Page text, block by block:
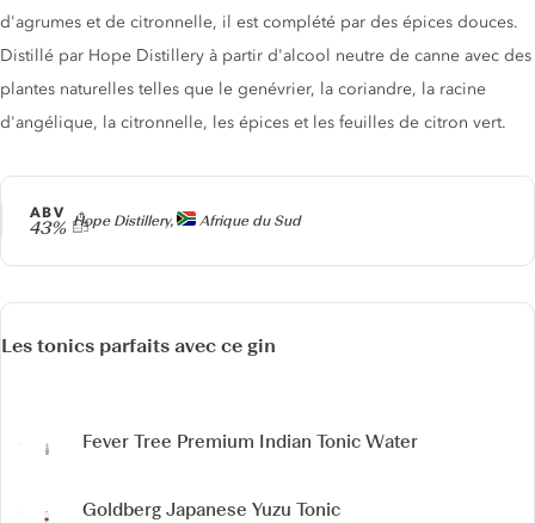
Producteur
Hope Distillery, Afrique du Sud
ABV
43%
d'agrumes et de citronnelle, il est complété par des épices douces.
Distillé par Hope Distillery à partir d'alcool neutre de canne avec des
plantes naturelles telles que le genévrier, la coriandre, la racine
d'angélique, la citronnelle, les épices et les feuilles de citron vert.
Les tonics parfaits avec ce gin
Fever Tree Premium Indian Tonic Water
Goldberg Japanese Yuzu Tonic